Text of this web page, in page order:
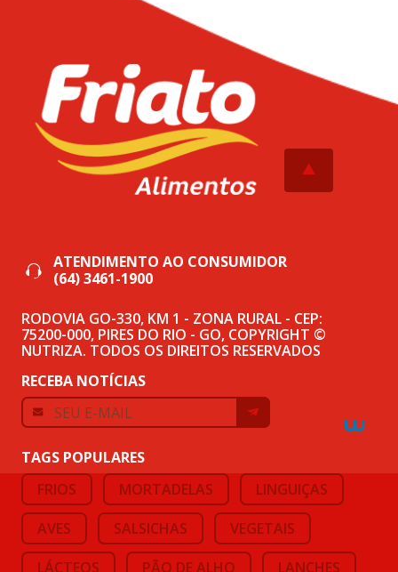
ATENDIMENTO AO CONSUMIDOR
(64) 3461-1900
RODOVIA GO-330, KM 1 - ZONA RURAL - CEP:
75200-000, PIRES DO RIO - GO, COPYRIGHT ©
NUTRIZA. TODOS OS DIREITOS RESERVADOS
RECEBA NOTÍCIAS
TAGS POPULARES
FRIOS
MORTADELAS
LINGUIÇAS
AVES
SALSICHAS
VEGETAIS
LÁCTEOS
PÃO DE ALHO LANCHES